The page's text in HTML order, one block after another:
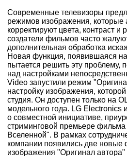
Современные телевизоры
режимов изображения, которые
корректируют цвета, контраст и
создатели фильмов часто
дополнительная обработка
Новая функция, появившаяся на
пытается решить эту проблему,
над настройками
Video запустили режим
настройку изображения,
студия. Он доступен только на
модельного года. LG Electronics
о совместной инициативе,
стриминговой премьере
Вселенной". В рамках
компании появились две новые
изображения "Оригинал автора"